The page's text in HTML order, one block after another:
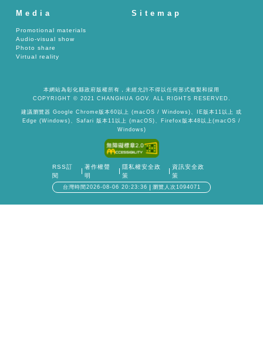
Media
Promotional materials
Audio-visual show
Photo share
Virtual reality
Sitemap
本網站為彰化縣政府版權所有，未經允許不得以任何形式複製和採用
COPYRIGHT © 2021 CHANGHUA GOV. ALL RIGHTS RESERVED.
建議瀏覽器 Google Chrome版本60以上 (macOS / Windows)、IE版本11以上 或
Edge (Windows)、Safari 版本11以上 (macOS)、Firefox版本48以上(macOS /
Windows)
RSS訂
閱
著作權聲
明
隱私權安全政
策
資訊安全政
策
台灣時間2026-08-06 20:23:36 瀏覽人次1094071